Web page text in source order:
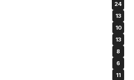
24
13
10
13
8
6
11